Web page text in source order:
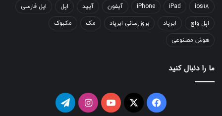
ios18
iPad
iPhone آیفون آیپد اپل اپل فارسی
اپل واچ ایرپاد بروزرسانی ایرپاد مک مکبوک
هوش مصنوعی
ما را دنبال کنید
فیسبوکایکسیوتیوباینستاگرام
تلگرام